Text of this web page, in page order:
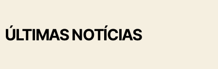
ÚLTIMAS NOTÍCIAS